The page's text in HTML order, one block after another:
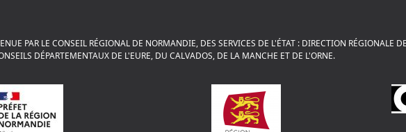
PAR LE CONSEIL RÉGIONAL DE NORMANDIE, DES SERVICES DE L'ÉTAT : DIRECTION RÉGIONALE
DÉPARTEMENTAUX DE L'EURE, DU CALVADOS, DE LA MANCHE ET DE L'ORNE.